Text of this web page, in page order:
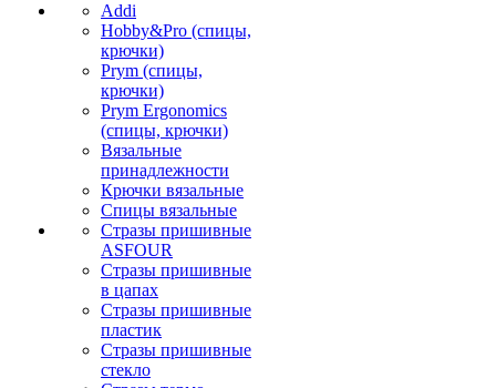
Addi
Hobby&Pro (спицы,
крючки)
Prym (спицы,
крючки)
Prym Ergonomics
(спицы, крючки)
Вязальные
принадлежности
Крючки вязальные
Спицы вязальные
Стразы пришивные
ASFOUR
Стразы пришивные
в цапах
Стразы пришивные
пластик
Стразы пришивные
стекло